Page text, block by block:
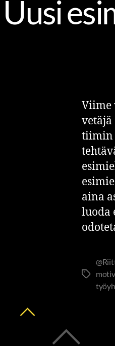
Uusi
Viime
tiimin
aina
luoda